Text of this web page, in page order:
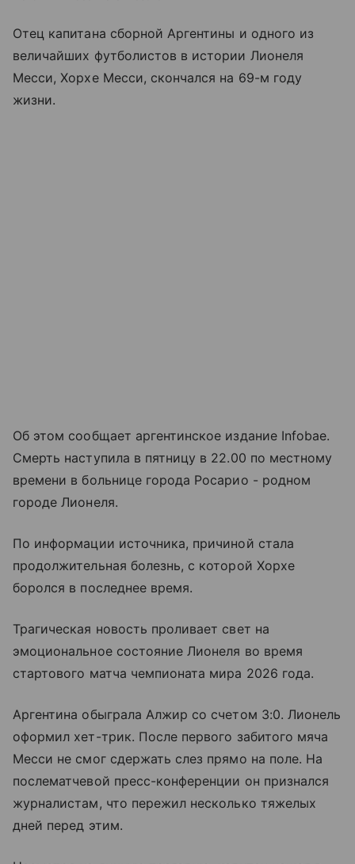
Отец капитана сборной Аргентины и одного из
величайших футболистов в истории Лионеля
Месси, Хорхе Месси, скончался на 69-м году
жизни.
Об этом сообщает аргентинское издание Infobae.
Смерть наступила в пятницу в 22.00 по местному
времени в больнице города Росарио - родном
городе Лионеля.
По информации источника, причиной стала
продолжительная болезнь, с которой Хорхе
боролся в последнее время.
Трагическая новость проливает свет на
эмоциональное состояние Лионеля во время
стартового матча чемпионата мира 2026 года.
Аргентина обыграла Алжир со счетом 3:0. Лионель
оформил хет-трик. После первого забитого мяча
Месси не смог сдержать слез прямо на поле. На
послематчевой пресс-конференции он признался
журналистам, что пережил несколько тяжелых
дней перед этим.